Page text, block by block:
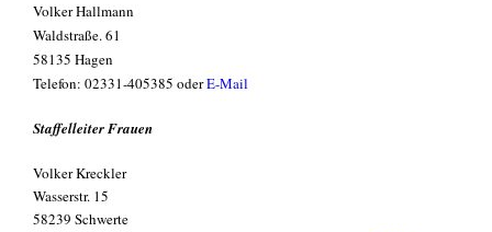
Volker Hallmann
Waldstraße. 61
58135 Hagen
Telefon: 02331-405385 oderE-Mail
Staffelleiter Frauen
Volker Kreckler
Wasserstr. 15
58239 Schwerte